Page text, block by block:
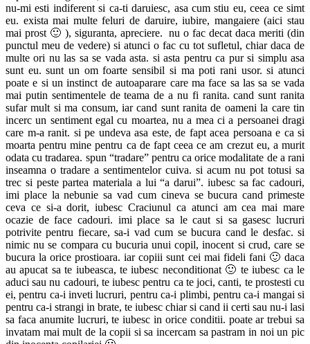
nu-mi esti indiferent si ca-ti daruiesc, asa cum stiu eu, ceea ce simt
eu. exista mai multe feluri de daruire, iubire, mangaiere (aici stau
mai prost 🙂 ), siguranta, apreciere. nu o fac decat daca meriti (din
punctul meu de vedere) si atunci o fac cu tot sufletul, chiar daca de
multe ori nu las sa se vada asta. si asta pentru ca pur si simplu asa
sunt eu. sunt un om foarte sensibil si ma poti rani usor. si atunci
poate e si un instinct de autoaparare care ma face sa las sa se vada
mai putin sentimentele de teama de a nu fi ranita. cand sunt ranita
sufar mult si ma consum, iar cand sunt ranita de oameni la care tin
incerc un sentiment egal cu moartea, nu a mea ci a persoanei dragi
care m-a ranit. si pe undeva asa este, de fapt acea persoana e ca si
moarta pentru mine pentru ca de fapt ceea ce am crezut eu, a murit
odata cu tradarea. spun “tradare” pentru ca orice modalitate de a rani
inseamna o tradare a sentimentelor cuiva. si acum nu pot totusi sa
trec si peste partea materiala a lui “a darui”. iubesc sa fac cadouri,
imi place la nebunie sa vad cum cineva se bucura cand primeste
ceva ce si-a dorit, iubesc Craciunul ca atunci am cea mai mare
ocazie de face cadouri. imi place sa le caut si sa gasesc lucruri
potrivite pentru fiecare, sa-i vad cum se bucura cand le desfac. si
nimic nu se compara cu bucuria unui copil, inocent si crud, care se
bucura la orice prostioara. iar copiii sunt cei mai fideli fani 🙂 daca
au apucat sa te iubeasca, te iubesc neconditionat 🙂 te iubesc ca le
aduci sau nu cadouri, te iubesc pentru ca te joci, canti, te prostesti cu
ei, pentru ca-i inveti lucruri, pentru ca-i plimbi, pentru ca-i mangai si
pentru ca-i strangi in brate, te iubesc chiar si cand ii certi sau nu-i lasi
sa faca anumite lucruri, te iubesc in orice conditii. poate ar trebui sa
invatam mai mult de la copii si sa incercam sa pastram in noi un pic